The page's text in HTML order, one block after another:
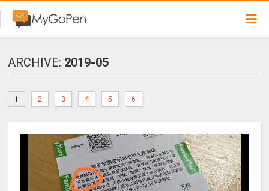
ARCHIVE: 2019-05
1 2 3 4 5 6